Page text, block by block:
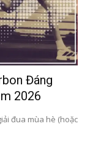
Đáng
2026
đua mùa hè (hoặc